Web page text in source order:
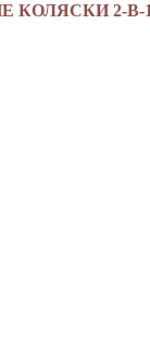
КОЛЯСКИ 2-В-1